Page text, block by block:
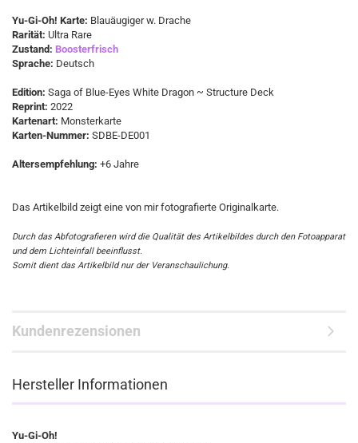
Yu-Gi-Oh! Karte: Blauäugiger w. Drache
Rarität: Ultra Rare
Zustand: Boosterfrisch
Sprache: Deutsch
Edition: Saga of Blue-Eyes White Dragon ~ Structure Deck
Reprint: 2022
Kartenart: Monsterkarte
Karten-Nummer: SDBE-DE001
Altersempfehlung: +6 Jahre
Das Artikelbild zeigt eine von mir fotografierte Originalkarte.
Durch das Abfotografieren wird die Qualität des Artikelbildes durch den Fotoapparat
und dem Lichteinfall beeinflusst.
Somit dient das Artikelbild nur der Veranschaulichung.
Kundenrezensionen
Hersteller Informationen
Yu-Gi-Oh!